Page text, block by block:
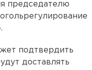
председателю
подтвердить
доставлять